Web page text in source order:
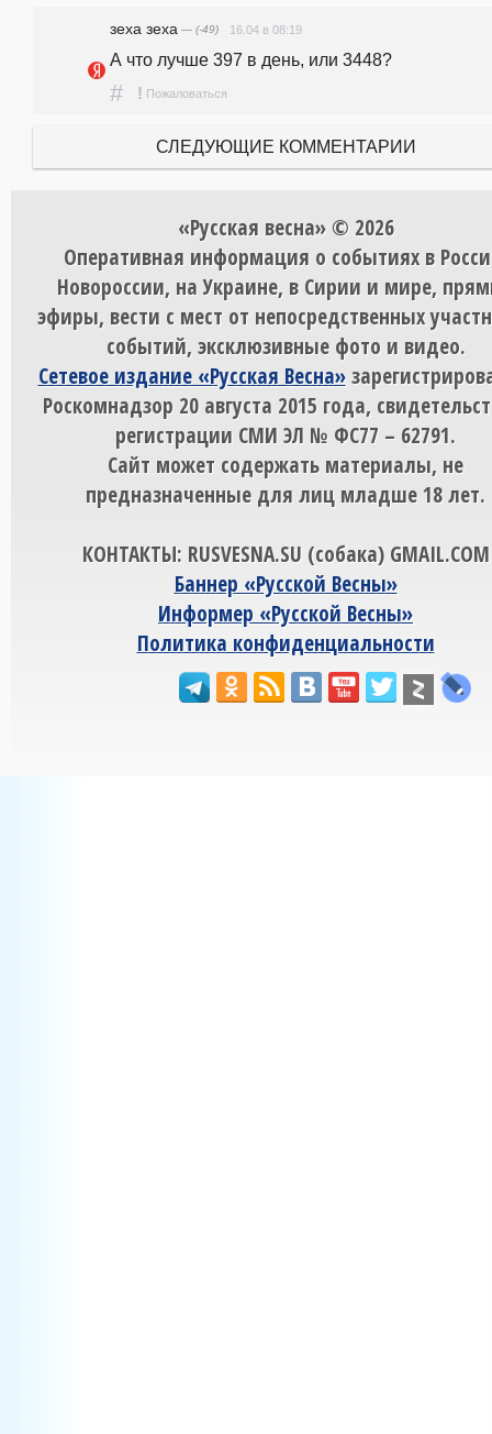
зеха зеха — (-49) 16.04 в 08:19
А что лучше 397 в день, или 3448?
# ! Пожаловаться
СЛЕДУЮЩИЕ КОММЕНТАРИИ
«Русская весна» © 2026
Оперативная информация о событиях в
Новороссии, на Украине, в Сирии и мире,
эфиры, вести с мест от непосредственных
событий, эксклюзивные фото и видео.
Сетевое издание «Русская Весна»
Роскомнадзор 20 августа 2015 года,
регистрации СМИ ЭЛ № ФС77 – 62791.
Сайт может содержать материалы, не
предназначенные для лиц младше 18 лет.
КОНТАКТЫ: RUSVESNA.SU (собака) GMAIL.COM
Баннер «Русской Весны»
Информер «Русской Весны»
Политика конфиденциальности